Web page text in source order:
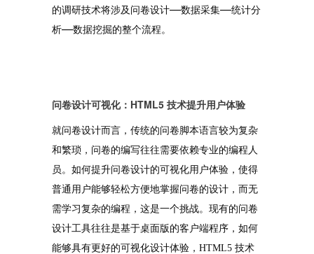
的调研技术将涉及问卷设计—数据采集—统计分
析—数据挖掘的整个流程。
问卷设计可视化：HTML5 技术提升用户体验
就问卷设计而言，传统的问卷脚本语言较为复杂
和繁琐，问卷的编写往往需要依赖专业的编程人
员。如何提升问卷设计的可视化用户体验，使得
普通用户能够轻松方便地掌握问卷的设计，而无
需学习复杂的编程，这是一个挑战。现有的问卷
设计工具往往是基于桌面版的客户端程序，如何
能够具有更好的可视化设计体验，HTML5 技术